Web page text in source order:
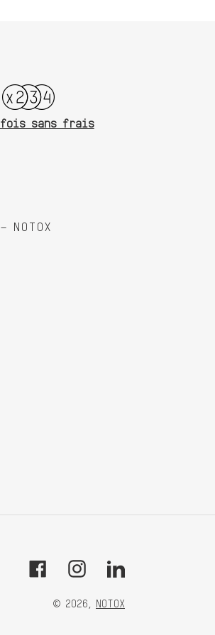
sans frais
NOTOX
FacebookInstagramTumblr
© 2026, NOTOX